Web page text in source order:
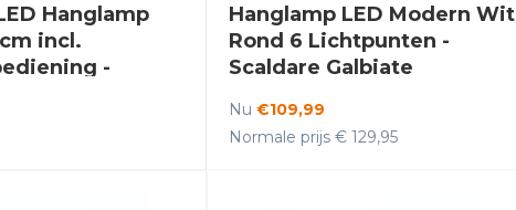
Hanglamp
incl.
-
Hanglamp LED Modern Wit
Rond 6 Lichtpunten -
Scaldare Galbiate
Nu €109,99
Normale prijs € 129,95